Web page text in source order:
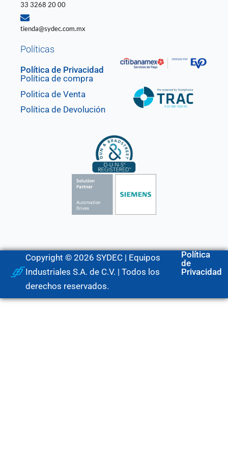
33 3268 20 00
tienda@sydec.com.mx
Políticas
Política de Privacidad
Política de compra
Politica de Venta
Política de Devolución
Copyright © 2026 SYDEC | Equipos
Industriales S.A. de C.V. | Todos los
derechos reservados.
Política
de
Privacidad